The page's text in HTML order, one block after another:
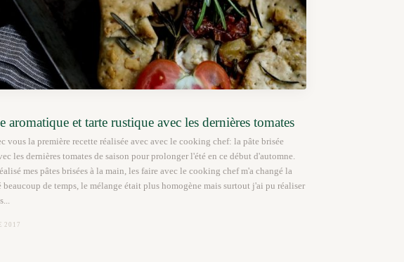
aromatique et tarte rustique avec les dernières tomates
vous la première recette réalisée avec avec le cooking chef: la pâte brisée
les dernières tomates de saison pour prolonger l'été en ce début d'automne.
mes pâtes brisées à la main, les faire avec le cooking chef m'a changé la
beaucoup de temps, le mélange était plus homogène mais surtout j'ai pu réaliser
2017